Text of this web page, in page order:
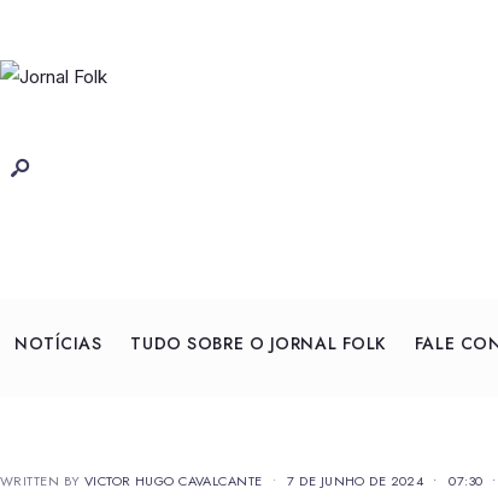
NOTÍCIAS TUDO SOBRE O JORNAL FOLK FALE
WRITTEN BY VICTOR HUGO CAVALCANTE • 7 DE JUNHO DE 2024 • 07:30 •